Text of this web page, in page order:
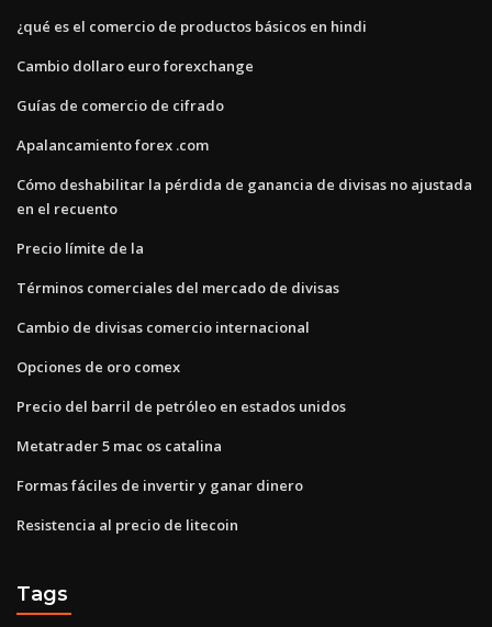
¿qué es el comercio de productos básicos en hindi
Cambio dollaro euro forexchange
Guías de comercio de cifrado
Apalancamiento forex .com
Cómo deshabilitar la pérdida de ganancia de divisas no ajustada
en el recuento
Precio límite de la
Términos comerciales del mercado de divisas
Cambio de divisas comercio internacional
Opciones de oro comex
Precio del barril de petróleo en estados unidos
Metatrader 5 mac os catalina
Formas fáciles de invertir y ganar dinero
Resistencia al precio de litecoin
Tags